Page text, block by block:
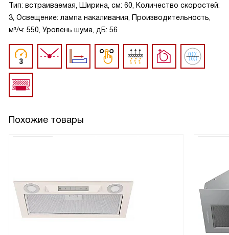
Тип: встраиваемая, Ширина, см: 60, Количество скоростей:
3, Освещение: лампа накаливания, Производительность,
м³/ч: 550, Уровень шума, дБ: 56
Похожие товары